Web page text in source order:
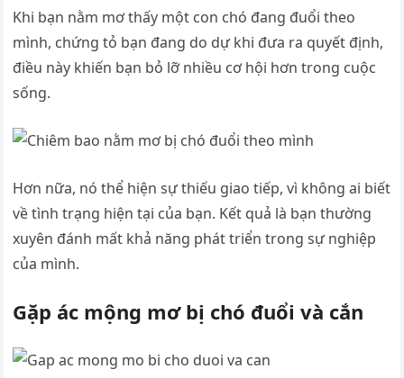
Khi bạn nằm mơ thấy một con chó đang đuổi theo
mình, chứng tỏ bạn đang do dự khi đưa ra quyết định,
điều này khiến bạn bỏ lỡ nhiều cơ hội hơn trong cuộc
sống.
Hơn nữa, nó thể hiện sự thiếu giao tiếp, vì không ai biết
về tình trạng hiện tại của bạn. Kết quả là bạn thường
xuyên đánh mất khả năng phát triển trong sự nghiệp
của mình.
Gặp ác mộng mơ bị chó đuổi và cắn